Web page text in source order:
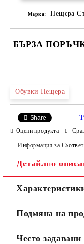
Марка: Пещера
БЪРЗА
Ние ще се свържем с
Обувки Пещера
Share
Оцени продукта
Информация за
Детайлно
Подмяна на
Често